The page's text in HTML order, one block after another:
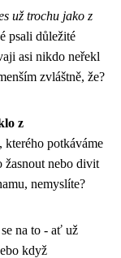
už trochu jako z
psali důležité
asi nikdo neřekl
zvláštně, že?
z
kterého potkáváme
žasnout nebo divit
nemyslíte?
na to - ať už
když